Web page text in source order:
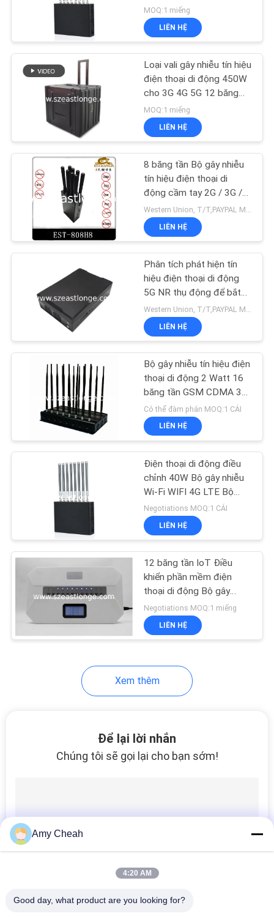
LƯỢNG
LIÊN
CHÚNG
TÔI
TỨC
CÁC
TRƯỜNG
CẦU
BÁO
ĐỒ
PRIVACY
POLICY
thoại di động cho nhà tù
MOQ:1 miếng
LIÊN HỆ
Loại vali gây nhiễu tín hiệu
điện thoại di động 450W
cho 3G 4G 5G 12 băng
tần
MOQ:1 miếng
LIÊN HỆ
8 băng tần Bộ gây nhiễu
tín hiệu điện thoại di
động cầm tay 2G / 3G /
4G / Bộ chặn Wifi
AC110V-240V
LIÊN HỆ
Phân tích phát hiện tín
hiệu điện thoại di động
5G NR thụ động để bắt
và định vị mục tiêu
LIÊN HỆ
Bộ gây nhiễu tín hiệu điện
thoại di động 2 Watt 16
băng tần GSM CDMA 3G
4G GPS Tín hiệu WiFi
EST-502F16
Có thể đàm phán MOQ:1 CÁI
LIÊN HỆ
Điện thoại di động điều
chỉnh 40W Bộ gây nhiễu
Wi-Fi WIFI 4G LTE Bộ
chặn tín hiệu CDMA EST-
505F8
Negotiations MOQ:1 CÁI
LIÊN HỆ
12 băng tần IoT Điều
khiển phần mềm điện
thoại di động Bộ gây
nhiễu tín hiệu Wifi được
tích hợp trong ăng-ten
với màn hình LCD
Negotiations MOQ:1 miếng
LIÊN HỆ
Xem thêm
Để lại lời nhắn
Chúng tôi sẽ gọi lại cho bạn sớm!
Amy Cheah
4:20 AM
Good day, what product are you looking for?